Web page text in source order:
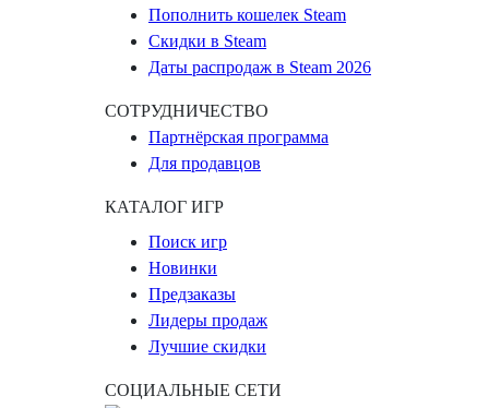
Пополнить кошелек Steam
Скидки в Steam
Даты распродаж в Steam 2026
СОТРУДНИЧЕСТВО
Партнёрская программа
Для продавцов
КАТАЛОГ ИГР
Поиск игр
Новинки
Предзаказы
Лидеры продаж
Лучшие скидки
СОЦИАЛЬНЫЕ СЕТИ